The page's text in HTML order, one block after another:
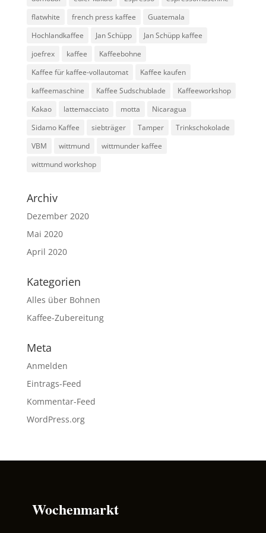
flatwhite
french press kaffee
Guatemala
Hochlandkaffee
Jan Schüpp
Jan Schüpp kaffee
joefrex
kaffee
Kaffeebohne
Kaffee für kaffee-vollautomat
Kaffee kaufen
kaffeemaschine
Kaffee Sudschublade
Kaffeeworkshop
Kakao
lattemacciato motta
Nicaragua
Sidamo Kaffee
siebträger Tamper
Trinkschokolade
VBM
wittmund
wittmunder kaffee
wittmund workshop
Archiv
Dezember 2020
Mai 2020
April 2020
Kategorien
Alles über Bohnen
Kaffee-Zubereitung
Meta
Anmelden
Eintrags-Feed
Kommentar-Feed
WordPress.org
Wochenmarkt